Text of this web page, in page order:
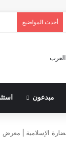
أحدث المواضيع
مبدعون
الإسلامية |